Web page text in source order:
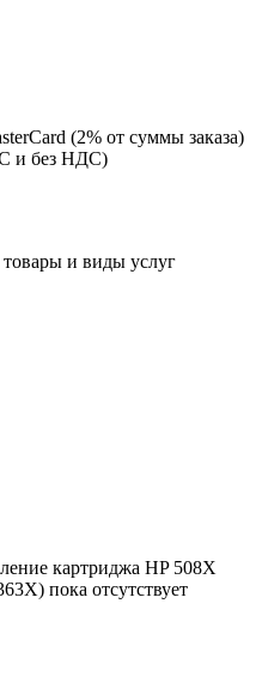
(2% от суммы заказа)
и без НДС)
и виды услуг
картриджа HP 508X
пока отсутствует